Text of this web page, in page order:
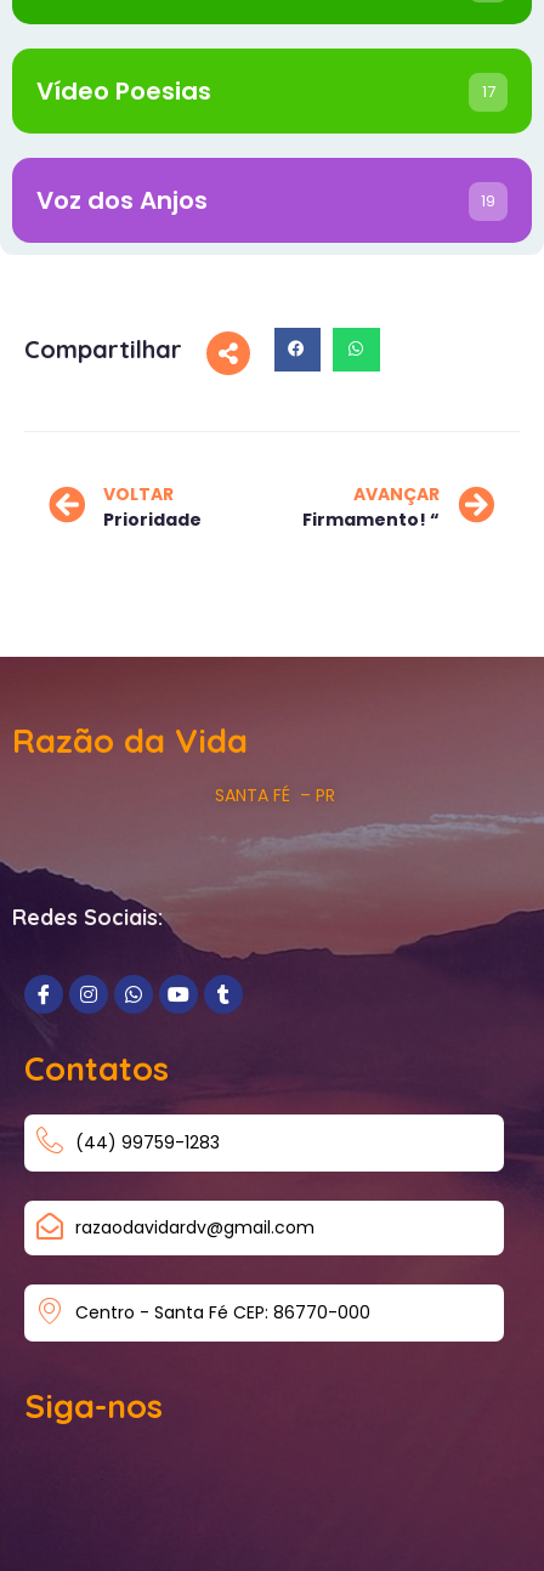
Vídeo Poesias 17
Voz dos Anjos 19
Compartilhar
VOLTAR
Prioridade
AVANÇAR
Firmamento! “
Razão da Vida
SANTA FÉ – PR
Redes Sociais:
Contatos
(44) 99759-1283
razaodavidardv@gmail.com
Centro - Santa Fé CEP: 86770-000
Siga-nos